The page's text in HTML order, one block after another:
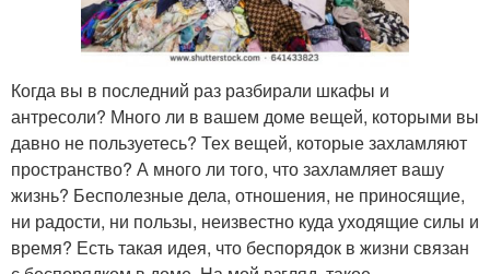
Когда вы в последний раз разбирали шкафы и
антресоли? Много ли в вашем доме вещей, которыми вы
давно не пользуетесь? Тех вещей, которые захламляют
пространство? А много ли того, что захламляет вашу
жизнь? Бесполезные дела, отношения, не приносящие,
ни радости, ни пользы, неизвестно куда уходящие силы и
время? Есть такая идея, что беспорядок в жизни связан